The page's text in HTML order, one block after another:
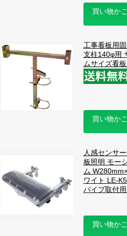
買い物か
工事看板用
支柱140φ用
ムサイズ看
買い物か
人感センサ
板照明 モー
ム
ワイト LE-
パイプ取付
買い物か